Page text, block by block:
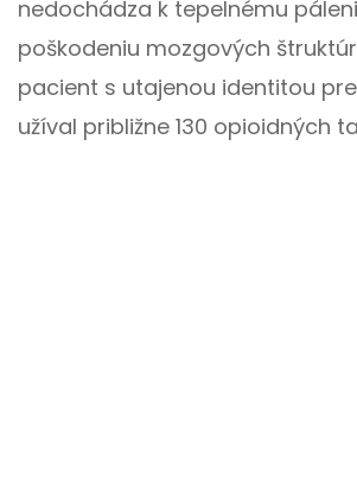
nedochádza k tepelnému
poškodeniu mozgových
pacient s utajenou identitou
užíval približne 130 opioidných